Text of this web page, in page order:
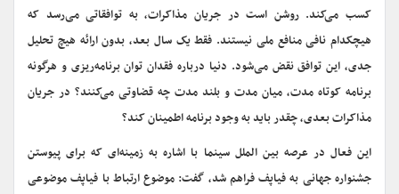
کسب می‌کند. روشن است در جریان مذاکرات، به توافقاتی می‌رسد که
هیچکدام نافی منافع ملی نیستند. فقط یک سال بعد، بدون ارائه هیچ تحلیل
جدی، این توافق نقض می‌شود. دنیا درباره فقدان توان برنامه‌ریزی و هرگونه
برنامه کوتاه مدت، میان مدت و بلند مدت چه قضاوتی می‌کنند؟ در جریان
مذاکرات بعدی، چقدر باید به وجود برنامه اطمینان کند؟
این فعال در عرصه بین الملل سینما با اشاره به زمینه‌ای که برای پیوستن
جشنواره جهانی به فیاپف فراهم شد، گفت: موضوع ارتباط با فیاپف موضوعی